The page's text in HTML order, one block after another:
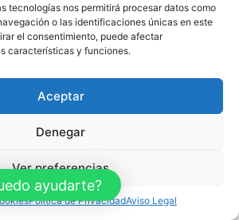
tecnologías nos permitirá procesar datos como
o las identificaciones únicas en este
el consentimiento, puede afectar
características y funciones.
Aceptar
Denegar
Ver preferencias
Política de PrivacidadAviso Legal
Empresas – Todos los derechos reservados.
ayudarte?